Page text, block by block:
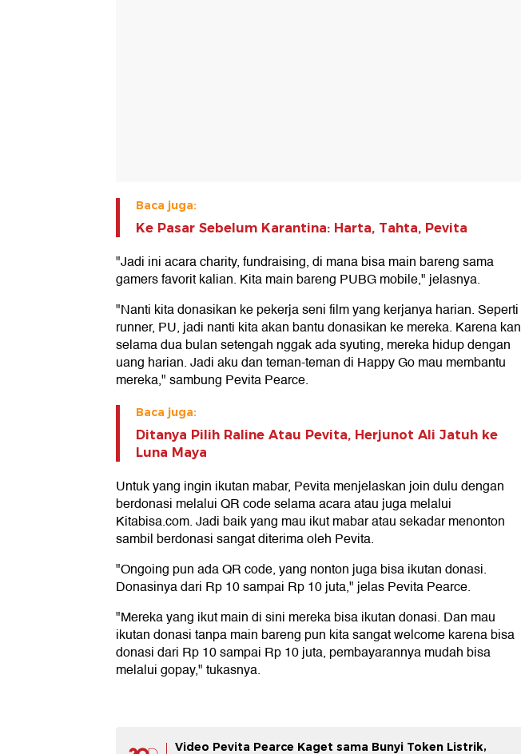
Baca juga:
Ke Pasar Sebelum Karantina: Harta, Tahta, Pevita
"Jadi ini acara charity, fundraising, di mana bisa main bareng sama
gamers favorit kalian. Kita main bareng PUBG mobile," jelasnya.
"Nanti kita donasikan ke pekerja seni film yang kerjanya harian. Seperti
runner, PU, jadi nanti kita akan bantu donasikan ke mereka. Karena kan
selama dua bulan setengah nggak ada syuting, mereka hidup dengan
uang harian. Jadi aku dan teman-teman di Happy Go mau membantu
mereka," sambung Pevita Pearce.
Baca juga:
Ditanya Pilih Raline Atau Pevita, Herjunot Ali Jatuh ke
Luna Maya
Untuk yang ingin ikutan mabar, Pevita menjelaskan join dulu dengan
berdonasi melalui QR code selama acara atau juga melalui
Kitabisa.com. Jadi baik yang mau ikut mabar atau sekadar menonton
sambil berdonasi sangat diterima oleh Pevita.
"Ongoing pun ada QR code, yang nonton juga bisa ikutan donasi.
Donasinya dari Rp 10 sampai Rp 10 juta," jelas Pevita Pearce.
"Mereka yang ikut main di sini mereka bisa ikutan donasi. Dan mau
ikutan donasi tanpa main bareng pun kita sangat welcome karena bisa
donasi dari Rp 10 sampai Rp 10 juta, pembayarannya mudah bisa
melalui gopay," tukasnya.
Video Pevita Pearce Kaget sama Bunyi Token Listrik,